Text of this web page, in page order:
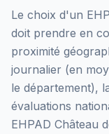
Le choix d'un
doit prendre en
proximité
journalier (en
le département),
évaluations
EHPAD Château